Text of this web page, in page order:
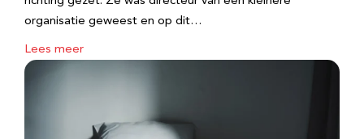
organisatie geweest en op dit…
Lees meer